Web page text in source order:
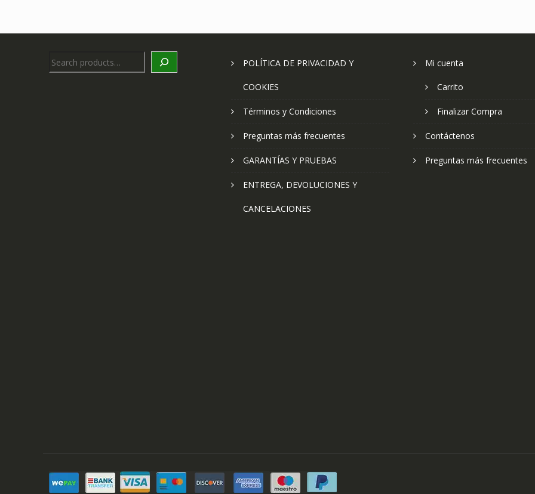
Search
POLÍTICA DE PRIVACIDAD Y
COOKIES
Términos y Condiciones
Preguntas más frecuentes
GARANTÍAS Y PRUEBAS
ENTREGA, DEVOLUCIONES Y
CANCELACIONES
Mi cuenta
Carrito
Finalizar Compra
Contáctenos
Preguntas más frecuentes